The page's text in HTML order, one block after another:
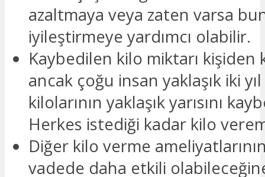
azaltmaya veya zaten varsa
iyileştirmeye yardımcı olabilir.
Kaybedilen kilo miktarı kişiden
ancak çoğu insan yaklaşık iki
kilolarının yaklaşık yarısını
Herkes istediği kadar kilo
Diğer kilo verme
vadede daha etkili